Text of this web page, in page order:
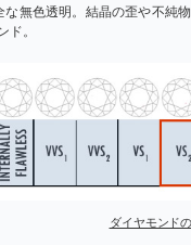
な無色透明。結晶の歪や不純
ド。
ダイヤモンド